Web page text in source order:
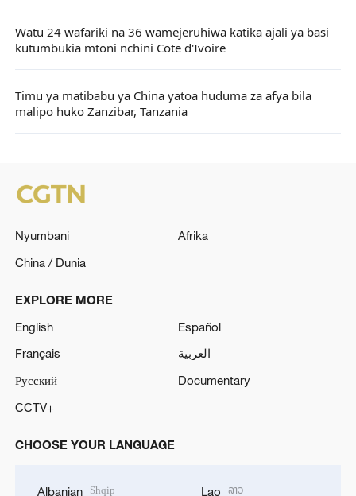
Watu 24 wafariki na 36 wamejeruhiwa katika ajali ya basi
kutumbukia mtoni nchini Cote d'Ivoire
Timu ya matibabu ya China yatoa huduma za afya bila
malipo huko Zanzibar, Tanzania
Nyumbani
Afrika
China / Dunia
EXPLORE MORE
English
Español
Français
العربية
Русский
Documentary
CCTV+
CHOOSE YOUR LANGUAGE
Albanian Shqip Lao ລາວ